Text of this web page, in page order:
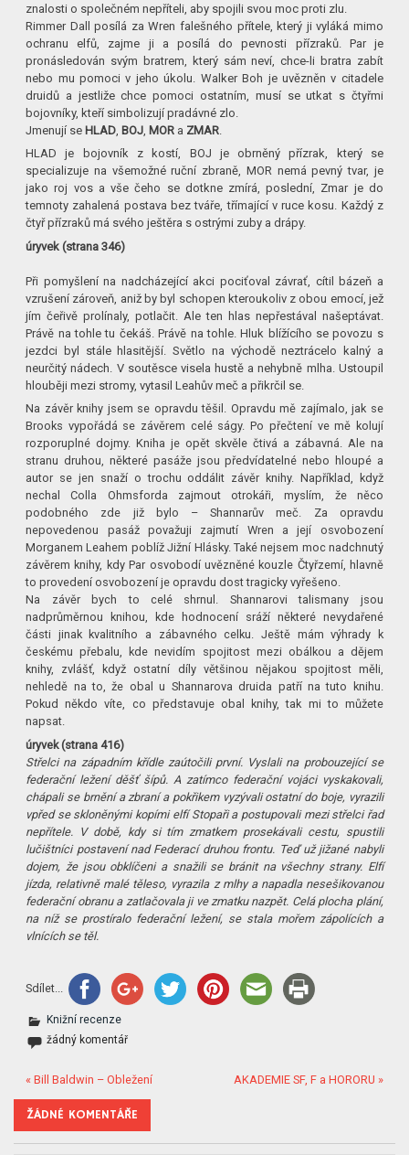
znalosti o společném nepříteli, aby spojili svou moc proti zlu.
Rimmer Dall posílá za Wren falešného přítele, který ji vyláká mimo
ochranu elfů, zajme ji a posílá do pevnosti přízraků. Par je
pronásledován svým bratrem, který sám neví, chce-li bratra zabít
nebo mu pomoci v jeho úkolu. Walker Boh je uvězněn v citadele
druidů a jestliže chce pomoci ostatním, musí se utkat s čtyřmi
bojovníky, kteří simbolizují pradávné zlo.
Jmenují se HLAD BOJ MOR a ZMAR
HLAD je bojovník z kostí, BOJ je obrněný přízrak, který se
specializuje na všemožné ruční zbraně, MOR nemá pevný tvar, je
jako roj vos a vše čeho se dotkne zmírá, poslední, Zmar je do
temnoty zahalená postava bez tváře, třímající v ruce kosu. Každý z
čtyř přízraků má svého ještěra s ostrými zuby a drápy.
úryvek (strana 346)
Při pomyšlení na nadcházející akci pociťoval závrať, cítil bázeň a
vzrušení zároveň, aniž by byl schopen kteroukoliv z obou emocí, jež
jím čeřivě prolínaly, potlačit. Ale ten hlas nepřestával našeptávat.
Právě na tohle tu čekáš. Právě na tohle. Hluk blížícího se povozu s
jezdci byl stále hlasitější. Světlo na východě neztrácelo kalný a
neurčitý nádech. V soutěsce visela hustě a nehybně mlha. Ustoupil
hlouběji mezi stromy, vytasil Leahův meč a přikrčil se.
Na závěr knihy jsem se opravdu těšil. Opravdu mě zajímalo, jak se
Brooks vypořádá se závěrem celé ságy. Po přečtení ve mě kolují
rozporuplné dojmy. Kniha je opět skvěle čtivá a zábavná. Ale na
stranu druhou, některé pasáže jsou předvídatelné nebo hloupé a
autor se jen snaží o trochu oddálit závěr knihy. Například, když
nechal Colla Ohmsforda zajmout otrokáři, myslím, že něco
podobného zde již bylo – Shannarův meč. Za opravdu
nepovedenou pasáž považuji zajmutí Wren a její osvobození
Morganem Leahem poblíž Jižní Hlásky. Také nejsem moc nadchnutý
závěrem knihy, kdy Par osvobodí uvězněné kouzle Čtyřzemí, hlavně
to provedení osvobození je opravdu dost tragicky vyřešeno.
Na závěr bych to celé shrnul. Shannarovi talismany jsou
nadprůměrnou knihou, kde hodnocení sráží některé nevydařené
části jinak kvalitního a zábavného celku. Ještě mám výhrady k
českému přebalu, kde nevidím spojitost mezi obálkou a dějem
knihy, zvlášť, když ostatní díly většinou nějakou spojitost měli,
nehledě na to, že obal u Shannarova druida patří na tuto knihu.
Pokud někdo víte, co představuje obal knihy, tak mi to můžete
napsat.
úryvek (strana 416)
Střelci na západním křídle zaútočili první. Vyslali na probouzející se
federační ležení děšť šípů. A zatímco federační vojáci vyskakovali,
chápali se brnění a zbraní a pokřikem vyzývali ostatní do boje, vyrazili
vpřed se skloněnými kopími elfí Stopaři a postupovali mezi střelci řad
nepřítele. V době, kdy si tím zmatkem prosekávali cestu, spustili
lučištníci postavení nad Federací druhou frontu. Teď už jižané nabyli
dojem, že jsou obklíčeni a snažili se bránit na všechny strany. Elfí
jízda, relativně malé těleso, vyrazila z mlhy a napadla nesešikovanou
federační obranu a zatlačovala ji ve zmatku nazpět. Celá plocha plání,
na níž se prostíralo federační ležení, se stala mořem zápolících a
vlnících se těl.
Sdílet...
Knižní recenze
žádný komentář
« Bill Baldwin – Obležení AKADEMIE SF, F a HORORU »
ŽÁDNÉ KOMENTÁŘE